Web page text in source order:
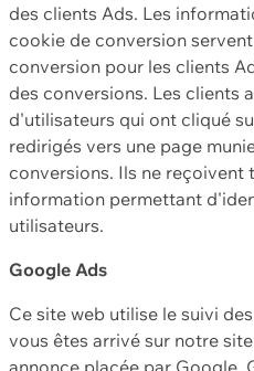
des clients Ads. Les
cookie de conversion
conversion pour les clients
des conversions. Les clients
d'utilisateurs qui ont cliqué
redirigés vers une page
conversions. Ils ne reçoivent
information permettant
utilisateurs.
Google Ads
Ce site web utilise le suivi
vous êtes arrivé sur notre